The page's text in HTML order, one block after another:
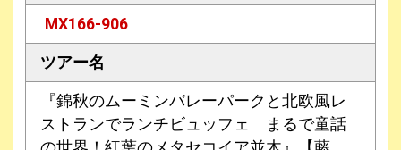
MX166-906
ツアー名
『錦秋のムーミンバレーパークと北欧風レ
ストランでランチビュッフェ まるで童話